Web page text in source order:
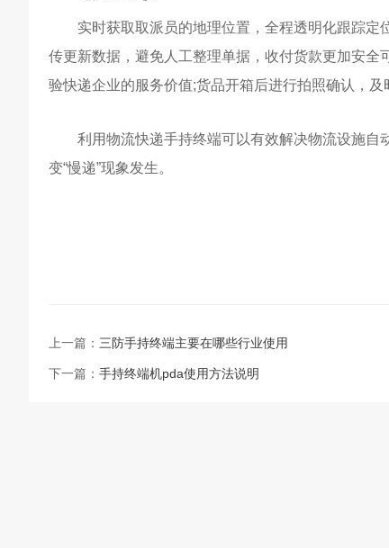
实时获取取派员的地理位置，全程透明化跟踪定
传更新数据，避免人工整理单据，收付货款更加安
验快递企业的服务价值;货品开箱后进行拍照确认，及
利用物流快递手持终端可以有效解决物流设施自
变“慢递”现象发生。
上一篇： 三防手持终端主要在哪些行业使用
下一篇： 手持终端机pda使用方法说明